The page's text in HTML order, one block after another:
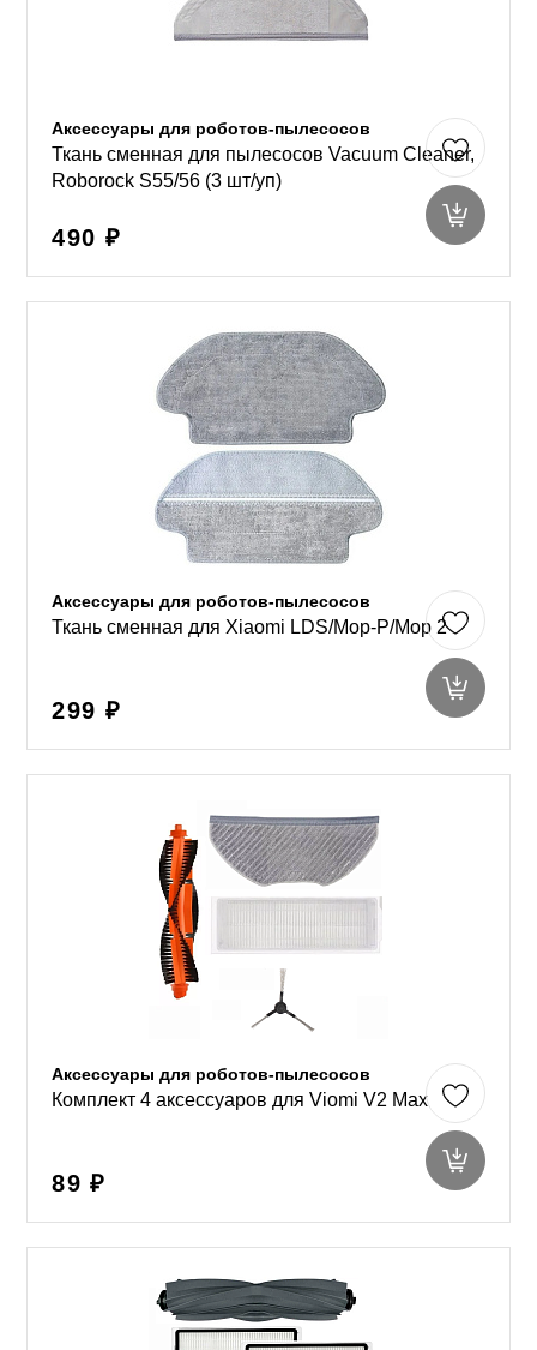
Аксессуары для роботов-пылесосов
Ткань сменная для пылесосов Vacuum Cleaner,
Roborock S55/56 (3 шт/уп)
490 ₽
Аксессуары для роботов-пылесосов
Ткань сменная для Xiaomi LDS/Mop-P/Mop 2
299 ₽
Аксессуары для роботов-пылесосов
Комплект 4 аксессуаров для Viomi V2 Max
89 ₽